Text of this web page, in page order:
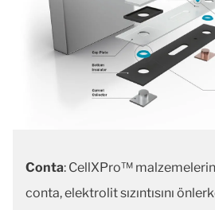
Conta: CellXPro™
conta, elektrolit sızıntısını